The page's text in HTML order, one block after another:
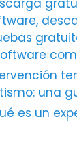
una
es un